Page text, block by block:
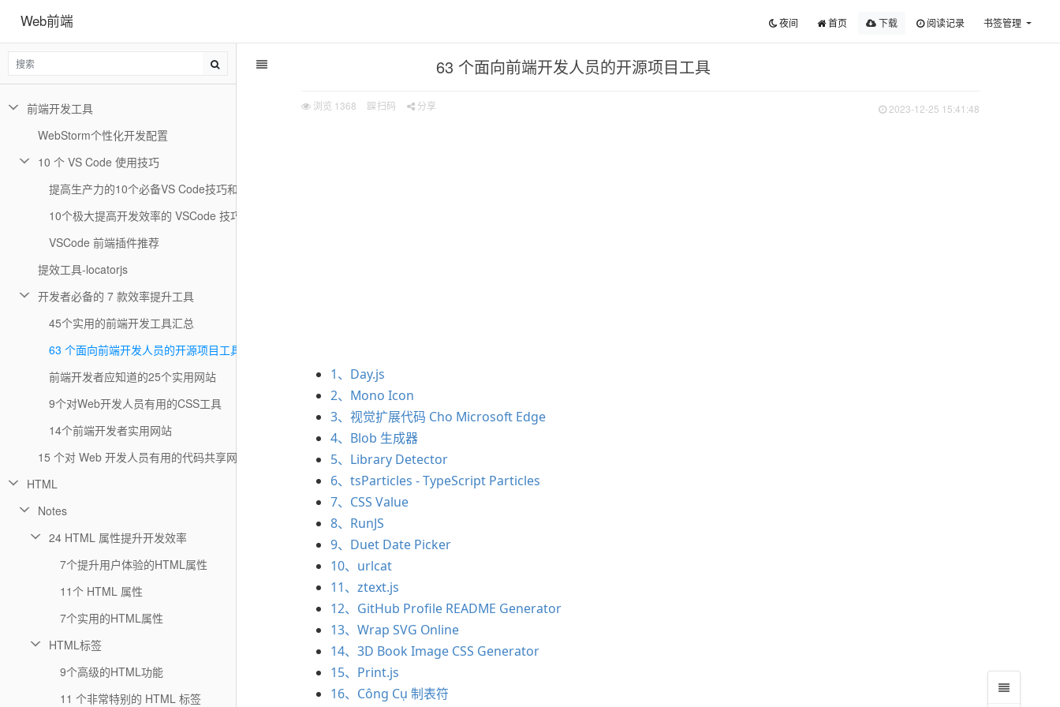
Web前端 夜间 首页 下载 阅读记录 书签管理
63 个面向前端开发人员的开源项目工具
浏览 1368 扫码 分享 2023-12-25 15:41:48
1、Day.js
2、Mono Icon
3、视觉扩展代码 Cho Microsoft Edge
4、Blob 生成器
5、Library Detector
6、tsParticles - TypeScript Particles
7、CSS Value
8、RunJS
9、Duet Date Picker
10、urlcat
11、ztext.js
12、GitHub Profile README Generator
13、Wrap SVG Online
14、3D Book Image CSS Generator
15、Print.js
16、Công Cụ 制表符
前端开发工具
WebStorm个性化开发配置
10 个 VS Code 使用技巧
提高生产力的10个必备VS Code技巧和窍门
10个极大提高开发效率的 VSCode 技巧
VSCode 前端插件推荐
提效工具-locatorjs
开发者必备的 7 款效率提升工具
45个实用的前端开发工具汇总
63 个面向前端开发人员的开源项目工具
前端开发者应知道的25个实用网站
9个对Web开发人员有用的CSS工具
14个前端开发者实用网站
15 个对 Web 开发人员有用的代码共享网站
HTML
Notes
24 HTML 属性提升开发效率
7个提升用户体验的HTML属性
11个 HTML 属性
7个实用的HTML属性
HTML标签
9个高级的HTML功能
11 个非常特别的 HTML 标签